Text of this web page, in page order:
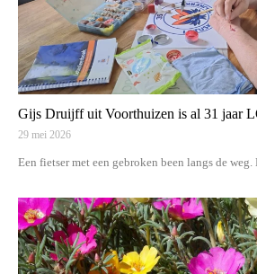
Gijs Druijff uit Voorthuizen is al 31 jaar
29 mei 2026
Een fietser met een gebroken been langs de weg.